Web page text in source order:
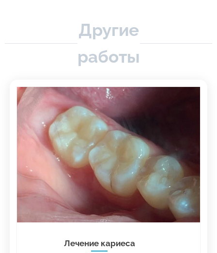
Другие
работы
Лечение кариеса